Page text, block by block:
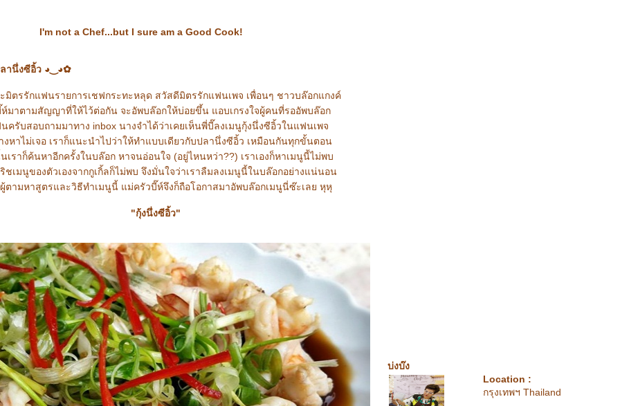
I sure am a Good Cook!
านึ่งซีอิ้ว ◕‿◕✿
มิตรรักแฟนรายการเชฟกระทะหลุด สวัสดีมิตรรักแฟนเพจ เพื่อนๆ ชาวบล๊อกแกงค์
มาตามสัญญาที่ให้ไว้ต่อกัน จะอัพบล๊อกให้บ่อยขึ้น แอบเกรงใจผู้คนที่รออัพบล๊อก
ครับสอบถามมาทาง inbox นางจำได้ว่าเคยเห็นพี่บี๊ลงเมนูกุ้งนึ่งซีอิ้วในแฟนเพจ
หาไม่เจอ เราก็แนะนำไปว่าให้ทำแบบเดียวกับปลานึ่งซีอิ้ว เหมือนกันทุกขั้นตอน
เราก็ค้นหาอีกครั้งในบล๊อก หาจนอ่อนใจ (อยู่ไหนหว่า??) เราเองก็หาเมนูนี้ไม่พบ
ชเมนูของตัวเองจากกูเกิ้ลก็ไม่พบ จึงมั่นใจว่าเราลืมลงเมนูนี้ในบล๊อกอย่างแน่นอน
ตามหาสูตรและวิธีทำเมนูนี้ แม่ครัวบี๊ห์จึงก็ถือโอกาสมาอัพบล๊อกเมนูนี่ซ๊ะเลย หุหุ
"กุ้งนึ่งซีอิ้ว"
บ่งบ๊ง
Location :
กรุงเทพฯ Thailand